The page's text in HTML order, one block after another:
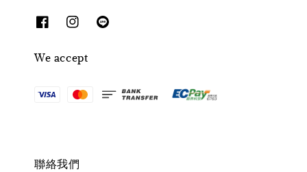
We accept
聯絡我們